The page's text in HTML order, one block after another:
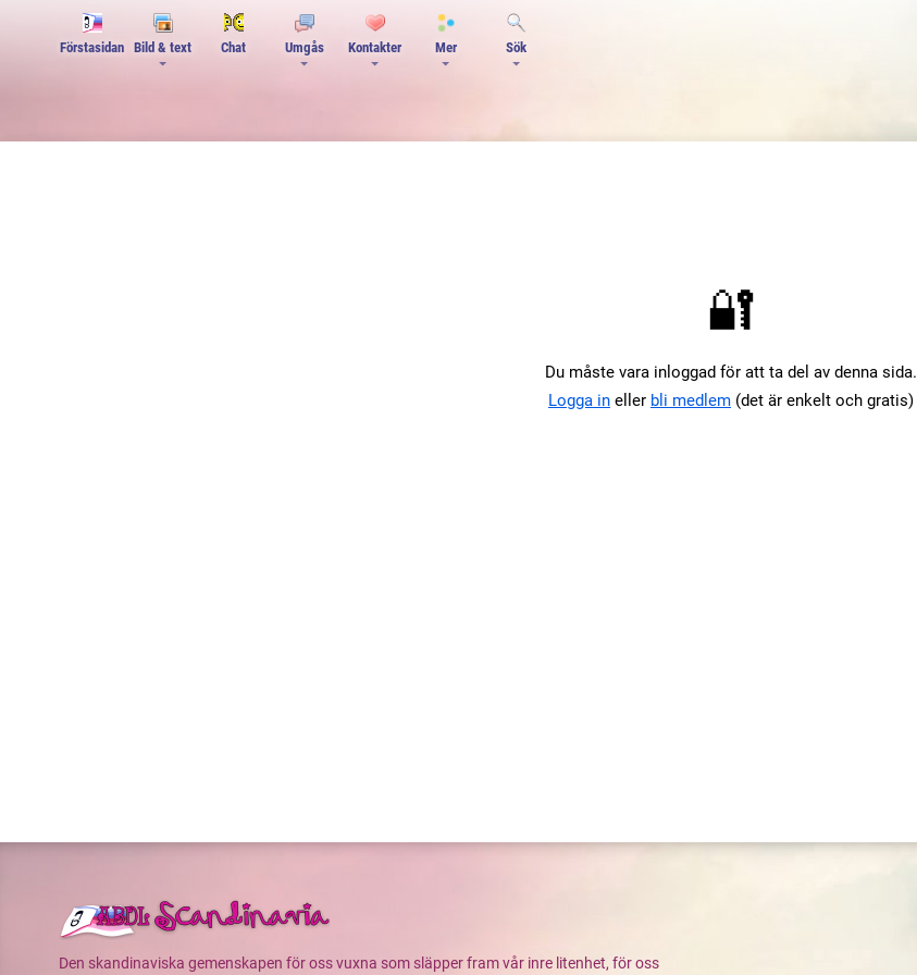
Förstasidan Bild & text Chat Umgås Kontakter Mer Sök
🔐
Du måste vara inloggad för att ta del av denna sida.
Logga in eller bli medlem (det är enkelt och gratis)
Den skandinaviska gemenskapen för oss vuxna som släpper fram vår inre litenhet, för oss